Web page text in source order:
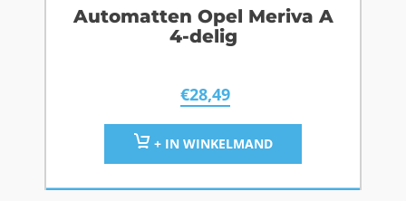
Automatten Opel Meriva A
4-delig
€28,49
+ IN WINKELMAND